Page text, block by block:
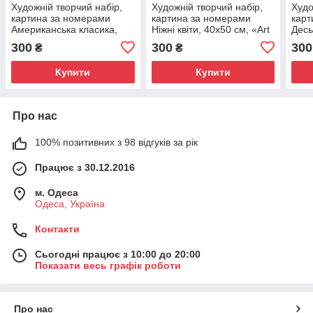
Художній творчий набір,
картина за номерами
Американська класика,
(AS0526)
300 ₴
Купити
Художній творчий набір,
картина за номерами
Ніжні квіти, 40x50 см, «Art
300₴
Купити
300
Про нас
100% позитивних з 98 відгуків за рік
Працює з 30.12.2016
м. Одеса
Одеса, Україна
Контакти
Сьогодні працює з 10:00 до 20:00
Показати весь графік роботи
Про нас